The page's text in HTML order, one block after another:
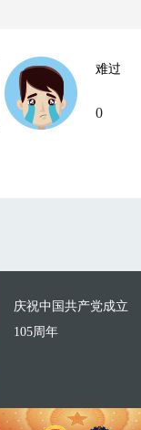
难过
0
庆祝中国共产党成立
105周年